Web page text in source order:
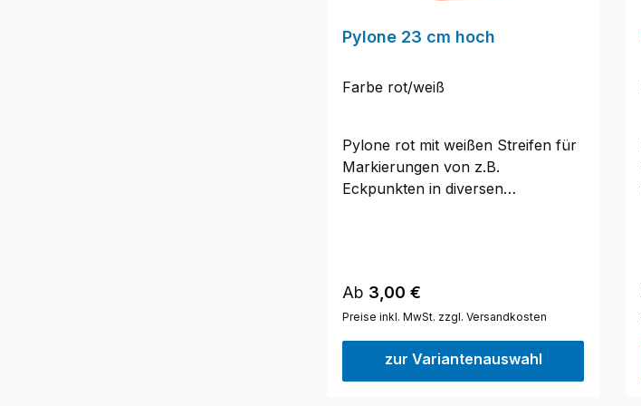
Pylone 23 cm hoch
Farbe rot/weiß
Pylone rot mit weißen Streifen für
Markierungen von z.B.
Eckpunkten in diversen
Regulärer Preis:
Ab 3,00 €
Preise inkl. MwSt. zzgl. Versandkosten
zur Variantenauswahl